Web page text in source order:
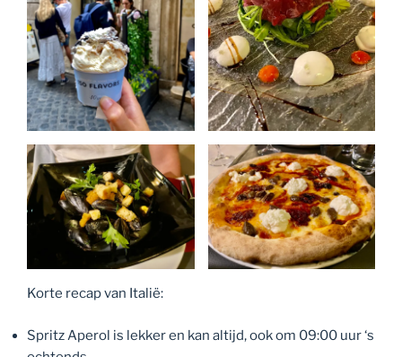
Korte recap van Italië:
Spritz Aperol is lekker en kan altijd, ook om 09:00 uur ‘s